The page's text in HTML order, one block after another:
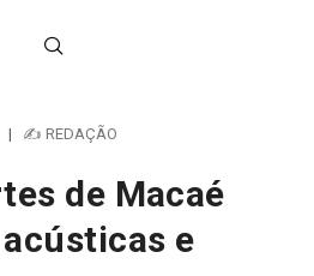
| ✍ REDAÇÃO
de Macaé
e